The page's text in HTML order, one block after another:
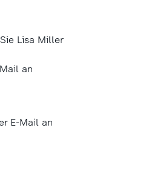
Lisa Miller
an
E-Mail an